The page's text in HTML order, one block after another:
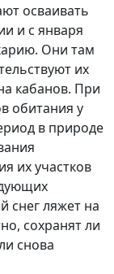
осваивать
и с января
Они там
их
кабанов. При
обитания у
в природе
их участков
снег ляжет на
сохранят ли
снова